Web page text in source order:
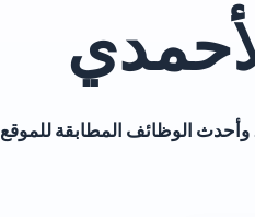
وأحدث الوظائف المطابقة للموقع